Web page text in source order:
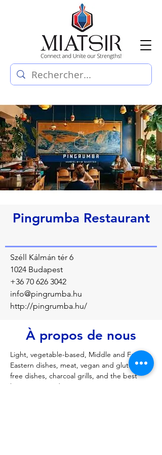
Pingrumba Restaurant
Széll Kálmán tér 6
1024 Budapest
+36 70 626 3042
info@pingrumba.hu
http://pingrumba.hu/
À propos de nous
Light, vegetable-based, Middle and Far
Eastern dishes, meat, vegan and gluten-
free dishes, charcoal grills, and the best
hummus in Budapest